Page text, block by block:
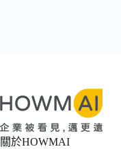
關於HOWMAI